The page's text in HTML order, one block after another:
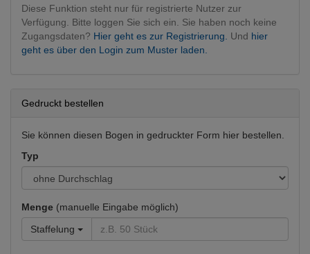
Diese Funktion steht nur für registrierte Nutzer zur
Verfügung. Bitte loggen Sie sich ein. Sie haben noch keine
Zugangsdaten? Hier geht es zur Registrierung. Und hier
geht es über den Login zum Muster laden.
Gedruckt bestellen
Sie können diesen Bogen in gedruckter Form hier bestellen.
Typ
Menge (manuelle Eingabe möglich)
Staffelung